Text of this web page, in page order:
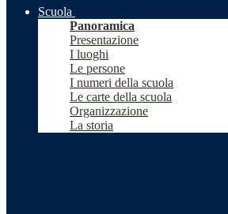
Scuola
Panoramica
Presentazione
I luoghi
Le persone
I numeri della scuola
Le carte della scuola
Organizzazione
La storia